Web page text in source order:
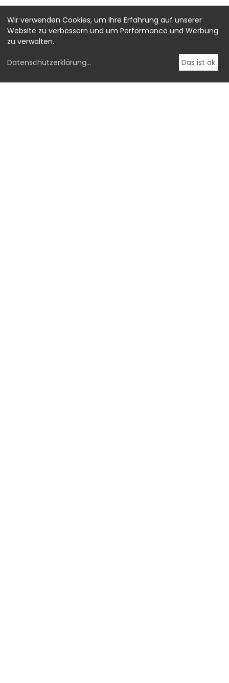
Wir verwenden Cookies, um Ihre Erfahrung auf unserer
Website zu verbessern und um Performance und Werbung
zu verwalten.
Datenschutzerklärung... Das ist ok